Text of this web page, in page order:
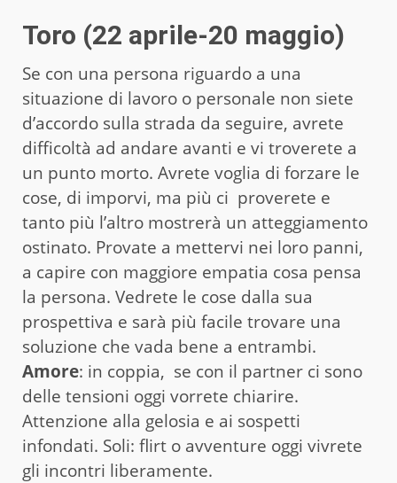
Toro (22 aprile-20 maggio)
Se con una persona riguardo a una
situazione di lavoro o personale non siete
d’accordo sulla strada da seguire, avrete
difficoltà ad andare avanti e vi troverete a
un punto morto. Avrete voglia di forzare le
cose, di imporvi, ma più ci proverete e
tanto più l’altro mostrerà un atteggiamento
ostinato. Provate a mettervi nei loro panni,
a capire con maggiore empatia cosa pensa
la persona. Vedrete le cose dalla sua
prospettiva e sarà più facile trovare una
soluzione che vada bene a entrambi.
Amore: in coppia, se con il partner ci sono
delle tensioni oggi vorrete chiarire.
Attenzione alla gelosia e ai sospetti
infondati. Soli: flirt o avventure oggi vivrete
gli incontri liberamente.